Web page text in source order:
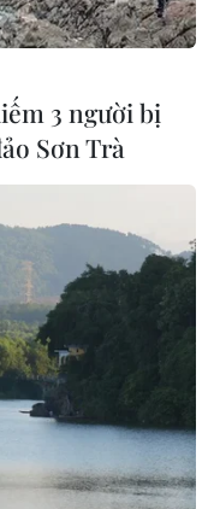
sẽ
3 người bị
Sơn Trà